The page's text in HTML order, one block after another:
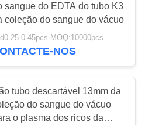
da
sangue
17
sangue do EDTA do tubo K3
coleção do sangue do vácuo
0.45pcs MOQ:10000pcs
NOS
tubo descartável 13mm da
do sangue do vácuo
o plasma dos ricos da